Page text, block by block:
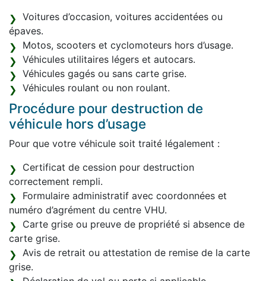
Voitures d’occasion, voitures accidentées ou
épaves.
Motos, scooters et cyclomoteurs hors d’usage.
Véhicules utilitaires légers et autocars.
Véhicules gagés ou sans carte grise.
Véhicules roulant ou non roulant.
Procédure pour destruction de
véhicule hors d’usage
Pour que votre véhicule soit traité légalement :
Certificat de cession pour destruction
correctement rempli.
Formulaire administratif avec coordonnées et
numéro d’agrément du centre VHU.
Carte grise ou preuve de propriété si absence de
carte grise.
Avis de retrait ou attestation de remise de la carte
grise.